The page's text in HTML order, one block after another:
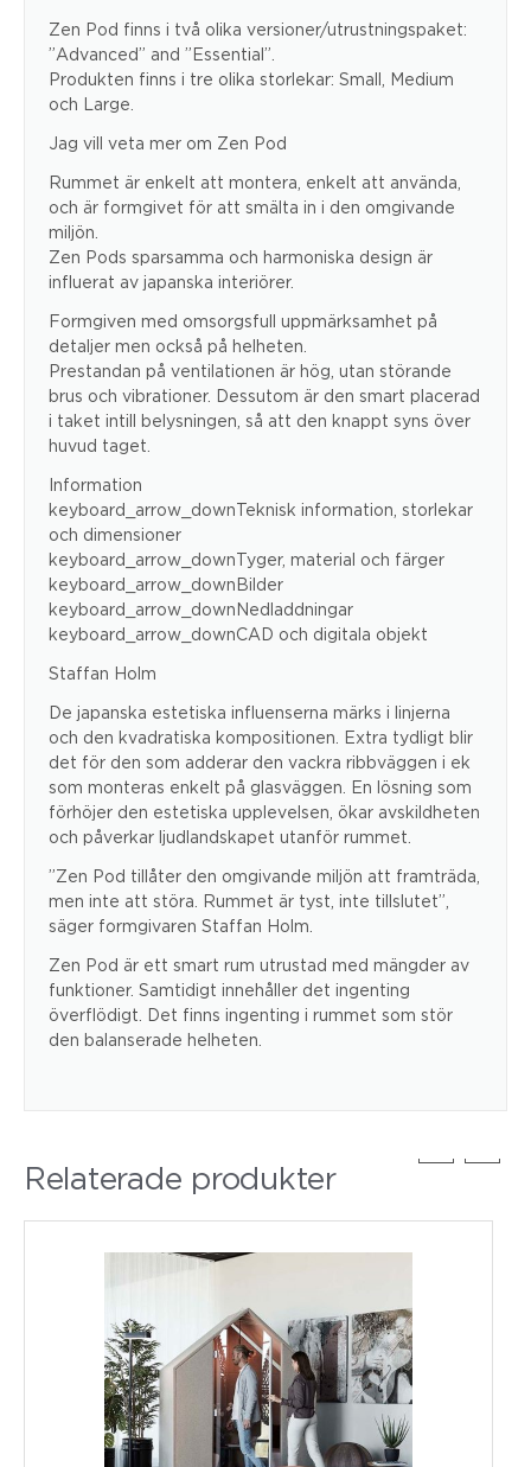
Zen Pod finns i två olika versioner/utrustningspaket:
”Advanced” and ”Essential”.
Produkten finns i tre olika storlekar: Small, Medium
och Large.
Jag vill veta mer om Zen Pod
Rummet är enkelt att montera, enkelt att använda,
och är formgivet för att smälta in i den omgivande
miljön.
Zen Pods sparsamma och harmoniska design är
influerat av japanska interiörer.
Formgiven med omsorgsfull uppmärksamhet på
detaljer men också på helheten.
Prestandan på ventilationen är hög, utan störande
brus och vibrationer. Dessutom är den smart placerad
i taket intill belysningen, så att den knappt syns över
huvud taget.
Information
keyboard_arrow_downTeknisk information, storlekar
och dimensioner
keyboard_arrow_downTyger, material och färger
keyboard_arrow_downBilder
keyboard_arrow_downNedladdningar
keyboard_arrow_downCAD och digitala objekt
Staffan Holm
De japanska estetiska influenserna märks i linjerna
och den kvadratiska kompositionen. Extra tydligt blir
det för den som adderar den vackra ribbväggen i ek
som monteras enkelt på glasväggen. En lösning som
förhöjer den estetiska upplevelsen, ökar avskildheten
och påverkar ljudlandskapet utanför rummet.
”Zen Pod tillåter den omgivande miljön att framträda,
men inte att störa. Rummet är tyst, inte tillslutet”,
säger formgivaren Staffan Holm.
Zen Pod är ett smart rum utrustad med mängder av
funktioner. Samtidigt innehåller det ingenting
överflödigt. Det finns ingenting i rummet som stör
den balanserade helheten.
Relaterade produkter